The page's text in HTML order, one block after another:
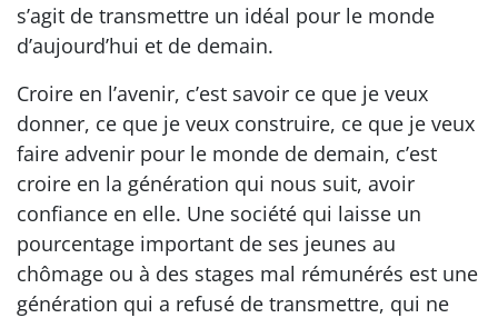
s’agit de transmettre un idéal pour le monde
d’aujourd’hui et de demain.
Croire en l’avenir, c’est savoir ce que je veux
donner, ce que je veux construire, ce que je veux
faire advenir pour le monde de demain, c’est
croire en la génération qui nous suit, avoir
confiance en elle. Une société qui laisse un
pourcentage important de ses jeunes au
chômage ou à des stages mal rémunérés est une
génération qui a refusé de transmettre, qui ne